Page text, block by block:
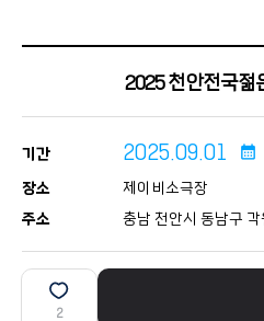
2025 천안전국젊
기간 2025.09.01 calendar_month
장소
제이비소극장
주소
충남 천안시 동남구
2